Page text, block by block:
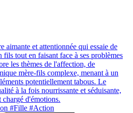
aimante et attentionnée qui essaie de
fils tout en faisant face à ses problèmes
les thèmes de l'affection, de
mère-fils complexe, menant à un
potentiellement tabous. Le
à la fois nourrissante et séduisante,
d'émotions.
#Fille #Action